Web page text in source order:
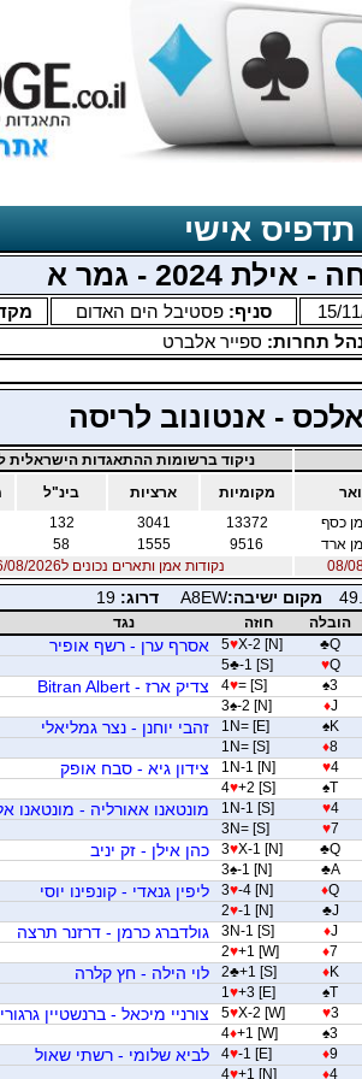
תדפיס אישי
2024 - גמר א
15/ סניף: פסטיבל הים האדום
תחרות: ספייר אלברט
- אנטונוב לריסה
ניקוד ברשומות ההתאגדות הישראלית
מקומיות ארציות בינ"ל
כסף 13372
3041
132
ארד 9516
1555
58
נקודות אמן ותארים נכונים ל06/08/2026
מקום ישיבה:A8EW דרוג:19
הובלה חוזה
נגד
♣Q
5♥X-2 [N] אסרף ערן - רשף אופיר
♥Q
5♣-1 [S]
♠3
4♥= [S] צדיק ארז - Bitran Albert
♦J
3♠-2 [N]
♠K
1N= [E] זהבי יוחנן - נצר גמליאלי
♦8
1N= [S]
♥4
1N-1 [N] צידון גיא - סבח אופק
♠T
4♥+2 [S]
♥4
1N-1 [S] מונטאנו אאורליה - מונטאנו
♥7
3N= [S]
♣Q
3♥X-1 [N] כהן אילן - זק יניב
♣A
3♠-1 [N]
♦Q
3♥-4 [N] ליפין גנאדי - קונפינו יוסי
♣J
2♥-1 [N]
♦J
3N-1 [S] גולדברג כרמן - דרזנר תרצה
♦7
2♥+1 [W]
♦K
2♣+1 [S] לוי הילה - חץ קלרה
♠T
1 ♥+3 [E]
♥3
5♥X-2 [W] צורניי מיכאל - ברנשטיין גרגורי
♠3
4♦+1 [W]
♦9
4♥-1 [E] לביא שלומי - רשתי שאול
♦4
4♥+1 [N]